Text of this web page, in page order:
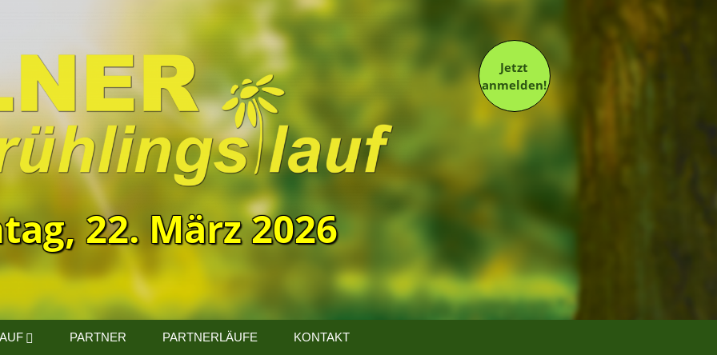
22. März 2026
Jetzt
anmelden!
PARTNER PARTNERLÄUFE KONTAKT